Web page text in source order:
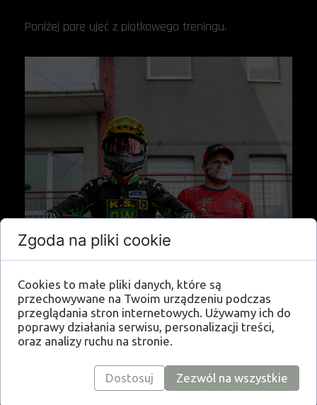
Poniżej parę ujęć z piątkowego treningu.
Zgoda na pliki cookie
Cookies to małe pliki danych, które są
przechowywane na Twoim urządzeniu podczas
przeglądania stron internetowych. Używamy ich do
poprawy działania serwisu, personalizacji treści,
oraz analizy ruchu na stronie.
Dostosuj Zezwól na wszystkie